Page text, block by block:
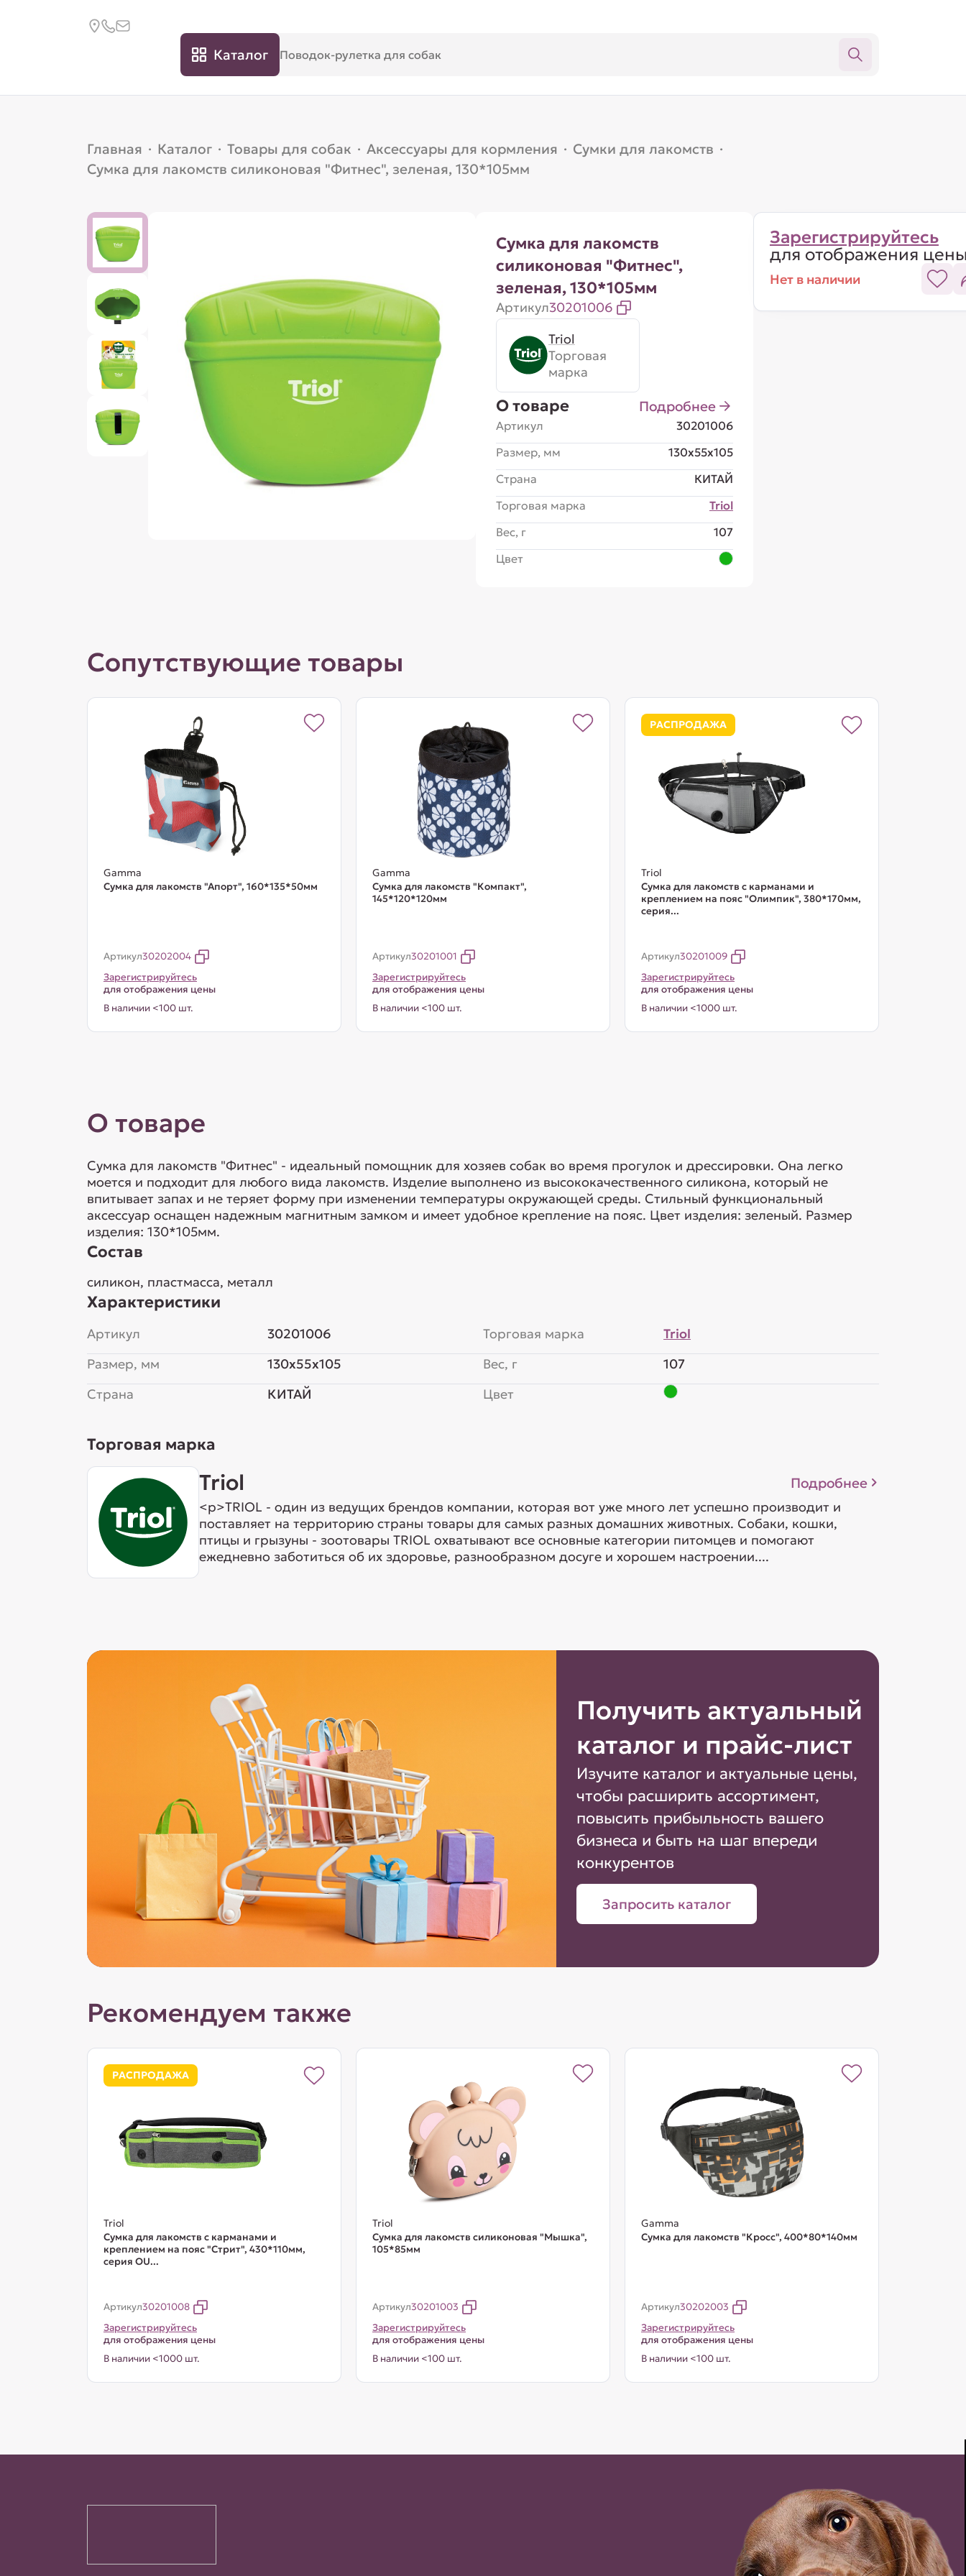
Каталог
Главная · Каталог · Товары для собак · Аксессуары для кормления · Сумки для лакомств ·
Сумка для лакомств силиконовая "Фитнес", зеленая, 130*105мм
Сумка для лакомств
силиконовая "Фитнес",
зеленая, 130*105мм
Артикул30201006
Triol
Торговая
марка
О товаре Подробнее
Артикул
30201006
Размер, мм
130x55x105
Страна
КИТАЙ
Торговая марка
Triol
Вес, г
107
Цвет
Зарегистрируйтесь
для отображения
Нет в наличии
Сопутствующие товары
Gamma
Сумка для лакомств "Апорт", 160*135*50мм
Артикул30202004
Зарегистрируйтесь
для отображения цены
В наличии <100 шт.
Gamma
Сумка для лакомств "Компакт",
145*120*120мм
Артикул30201001
Зарегистрируйтесь
для отображения цены
В наличии <100 шт.
РАСПРОДАЖА
Triol
Сумка для лакомств с карманами и
креплением на пояс "Олимпик", 380*170мм,
серия...
Артикул30201009
Зарегистрируйтесь
для отображения цены
В наличии <1000 шт.
О товаре
Сумка для лакомств "Фитнес" - идеальный помощник для хозяев собак во время прогулок и дрессировки. Она легко
моется и подходит для любого вида лакомств. Изделие выполнено из высококачественного силикона, который не
впитывает запах и не теряет форму при изменении температуры окружающей среды. Стильный функциональный
аксессуар оснащен надежным магнитным замком и имеет удобное крепление на пояс. Цвет изделия: зеленый. Размер
изделия: 130*105мм.
Состав
силикон, пластмасса, металл
Характеристики
Артикул
30201006
Размер, мм
130x55x105
Страна
КИТАЙ
Торговая марка
Triol
Вес, г
107
Цвет
Торговая марка
Triol Подробнее
<p>TRIOL - один из ведущих брендов компании, которая вот уже много лет успешно производит и
поставляет на территорию страны товары для самых разных домашних животных. Собаки, кошки,
птицы и грызуны - зоотовары TRIOL охватывают все основные категории питомцев и помогают
ежедневно заботиться об их здоровье, разнообразном досуге и хорошем настроении....
Получить актуальный
каталог и прайс-лист
Изучите каталог и актуальные цены,
чтобы расширить ассортимент,
повысить прибыльность вашего
бизнеса и быть на шаг впереди
конкурентов
Запросить каталог
Рекомендуем также
РАСПРОДАЖА
Triol
Сумка для лакомств с карманами и
креплением на пояс "Стрит", 430*110мм,
серия OU...
Артикул30201008
Зарегистрируйтесь
для отображения цены
В наличии <1000 шт.
Triol
Сумка для лакомств силиконовая "Мышка",
105*85мм
Артикул30201003
Зарегистрируйтесь
для отображения цены
В наличии <100 шт.
Gamma
Сумка для лакомств "Кросс", 400*80*140мм
Артикул30202003
Зарегистрируйтесь
для отображения цены
В наличии <100 шт.